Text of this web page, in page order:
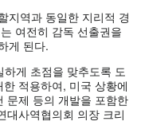
지역과 동일한 지리적 경
여전히 감독 선출권을
게 된다.
게 초점을 맞추도록 도
적용하여, 미국 상황에
문제 등의 개발을 포함한
대사역협의회 의장 크리